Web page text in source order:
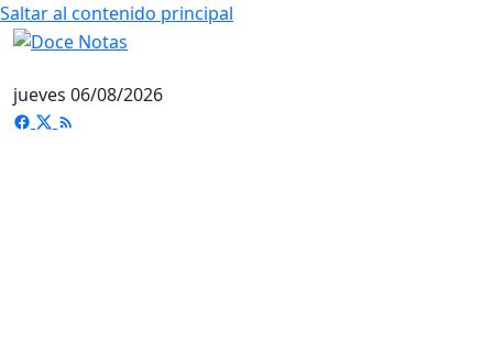
Saltar al contenido principal
jueves 06/08/2026